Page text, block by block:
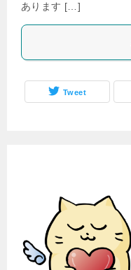
あります […]
Tweet